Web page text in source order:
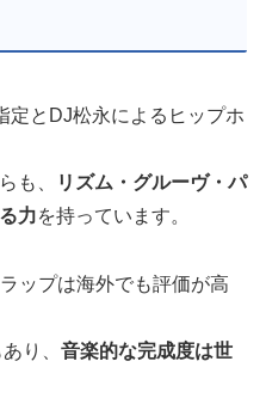
定とDJ松永によるヒップホ
も、
リズム・グルーヴ・パ
力を持っています。
ップは海外でも評価が高
り、 音楽的な完成度は世